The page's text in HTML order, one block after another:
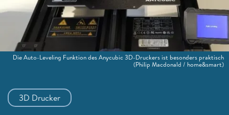
3D Drucker
Die Auto-Leveling Funktion des Anycubic 3D-Druckers ist besonders praktisch
(Philip Macdonald / home&smart)